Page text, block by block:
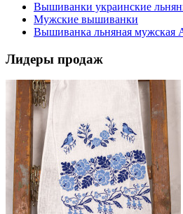
Вышиванки украинские
Мужские вышиванки
Вышиванка льняная мужская
Лидеры продаж